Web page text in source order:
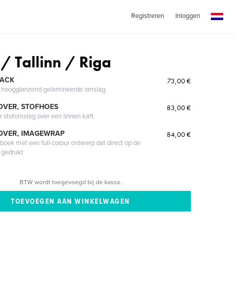
Registreren Inloggen
Tallinn / Riga
hoogglanzend gelamineerde omslag
73,00 €
STOFHOES
stofomslag over een linnen kaft
83,00 €
IMAGEWRAP
met een full-colour ontwerp dat direct op de
84,00 €
BTW wordt toegevoegd bij de kassa.